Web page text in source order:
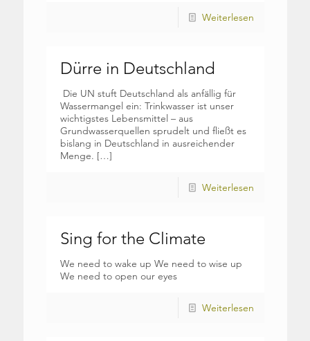
Weiterlesen
Dürre in Deutschland
Die UN stuft Deutschland als anfällig für
Wassermangel ein: Trinkwasser ist unser
wichtigstes Lebensmittel – aus
Grundwasserquellen sprudelt und fließt es
bislang in Deutschland in ausreichender
Menge. […]
Weiterlesen
Sing for the Climate
We need to wake up We need to wise up
We need to open our eyes
Weiterlesen